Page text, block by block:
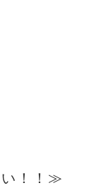
い！！≫